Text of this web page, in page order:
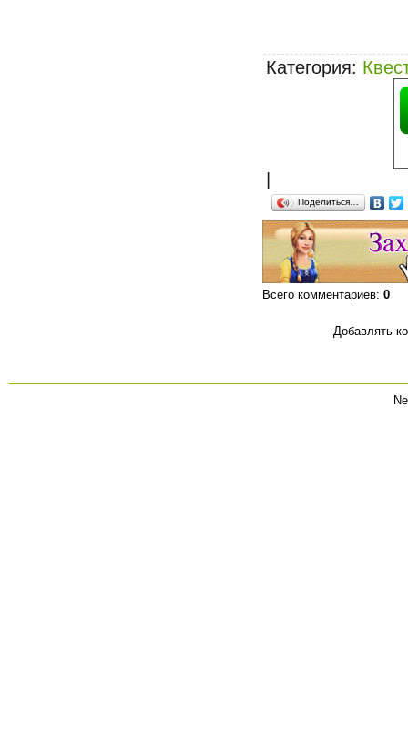
Категория:
Поделиться…
Всего комментариев: 0
Добавлять